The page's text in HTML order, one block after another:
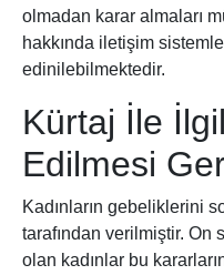
olmadan karar almaları
hakkında iletişim
edinilebilmektedir.
Kürtaj İle
Edilmesi
Kadınların gebeliklerini
tarafından verilmiştir. On
olan kadınlar bu